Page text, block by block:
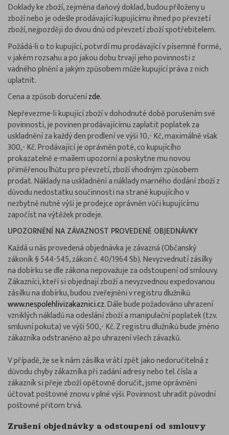
Doklady ke zboží, zejména daňový doklad, budou přiloženy u
zboží nebo je odešle prodávající kupujícímu ihned po převzetí
zboží, nejpozději do dvou dnů od převzetí zboží spotřebitelem.
Požádá-li o to kupující, potvrdí mu prodávající v písemné formě,
v jakém rozsahu a po jakou dobu trvají jeho povinnosti z
vadného plnění a jakým způsobem může kupující práva z nich
uplatnit.
Cena a způsob doručenízde.
Nepřevezme-li kupující zboží v dohodnuté době porušením své
povinnosti, je povinen prodávajícímu zaplatit poplatek za
uskladnění za každý den prodlení ve výši 10,- Kč, maximálně však
300,- Kč. Prodávající je oprávněn poté, co kupujícího
prokazatelně e-mailem upozorní a poskytne mu novou
přiměřenou lhůtu pro převzetí, zboží vhodným způsobem
prodat. Náklady na uskladnění a náklady marného dodání zboží z
důvodu nedostatku součinnosti na straně kupujícího v
nezbytně nutné výši je prodejce oprávněn vůči kupujícímu
započíst na výtěžek prodeje.
UPOZORNĚNÍ NA ZÁVAZNOST PROVEDENÉ OBJEDNÁVKY
Každá u nás provedená objednávka je závazná (Občanský
zákoník § 544-545, zákon č. 40/1964 Sb). Nevyzvednutí zásilky
na dobírku se dle zákona nepovažuje za odstoupení od smlouvy.
Zákazníci, kteří si objednají zboží a nevyzvednou expedovanou
zásilku na dobírku, budou zveřejněni v registru dlužníků
www.nespolehlivizakaznici.cz. Dále bude požadováno uhrazení
vzniklých nákladů na odeslání zboží a manipulační poplatek (tzv.
smluvní pokuta) ve výši 500,- Kč. Z registru dlužníků bude jméno
zákazníka odstraněno až po uhrazení všech závazků.
V případě, že se k nám zásilka vrátí zpět jako nedoručitelná z
důvodu chyby zákazníka při zadání adresy nebo tel. čísla a
zákazník si přeje zboží opětovně doručit, jsme oprávněni
účtovat poštovné znovu v plné výši. Povinnost uhradit původní
poštovné přitom trvá.
Zrušení objednávky a odstoupení od smlouvy